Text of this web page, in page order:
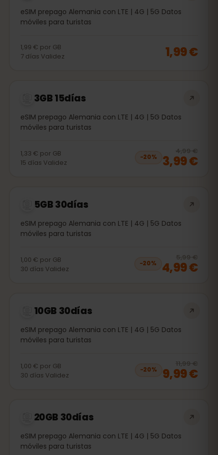
eSIM prepago Alemania con LTE | 4G | 5G Datos
móviles para turistas
1,99 € por GB
7 días Validez 1,99 €
3GB 15días
eSIM prepago Alemania con LTE | 4G | 5G Datos
móviles para turistas
1,33 € por GB
15 días Validez
−20%
4,99 €
3,99 €
5GB 30días
eSIM prepago Alemania con LTE | 4G | 5G Datos
móviles para turistas
1,00 € por GB
30 días Validez
−20%
5,99 €
4,99 €
10GB 30días
eSIM prepago Alemania con LTE | 4G | 5G Datos
móviles para turistas
1,00 € por GB
30 días Validez
−20%
11,99 €
9,99 €
20GB 30días
eSIM prepago Alemania con LTE | 4G | 5G Datos
móviles para turistas